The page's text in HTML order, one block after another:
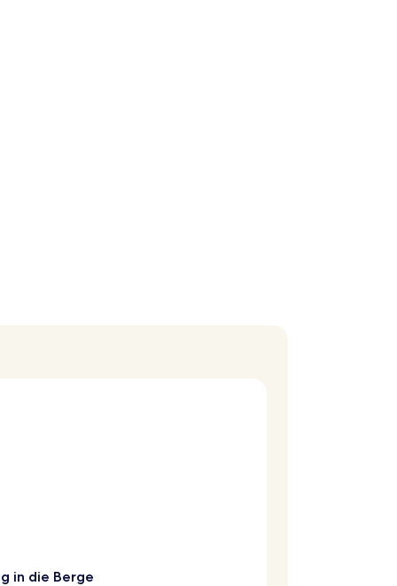
in die Berge